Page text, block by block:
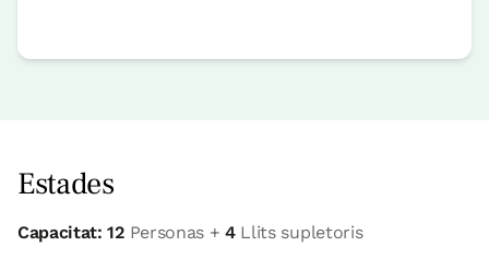
Estades
Capacitat: 12Personas +4Llits supletoris